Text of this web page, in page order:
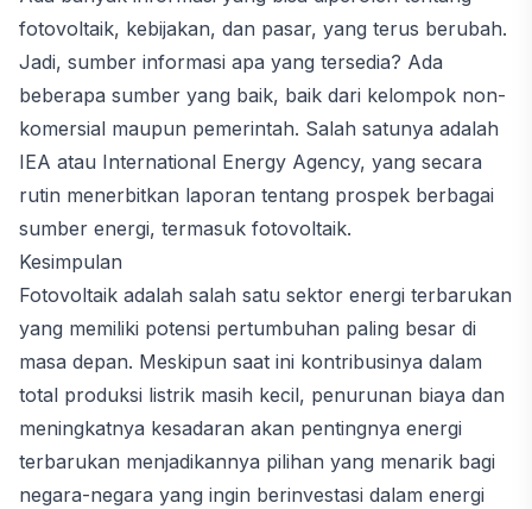
fotovoltaik, kebijakan, dan pasar, yang terus berubah.
Jadi, sumber informasi apa yang tersedia? Ada
beberapa sumber yang baik, baik dari kelompok non-
komersial maupun pemerintah. Salah satunya adalah
IEA atau International Energy Agency, yang secara
rutin menerbitkan laporan tentang prospek berbagai
sumber energi, termasuk fotovoltaik.
Kesimpulan
Fotovoltaik adalah salah satu sektor energi terbarukan
yang memiliki potensi pertumbuhan paling besar di
masa depan. Meskipun saat ini kontribusinya dalam
total produksi listrik masih kecil, penurunan biaya dan
meningkatnya kesadaran akan pentingnya energi
terbarukan menjadikannya pilihan yang menarik bagi
negara-negara yang ingin berinvestasi dalam energi